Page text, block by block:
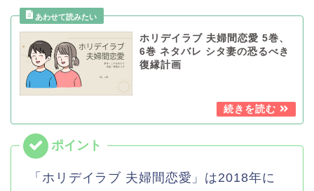
ホリデイラブ 夫婦間恋愛 5巻、
6巻 ネタバレ シタ妻の恐るべき
復縁計画
「ホリデイラブ 夫婦間恋愛」は2018年に